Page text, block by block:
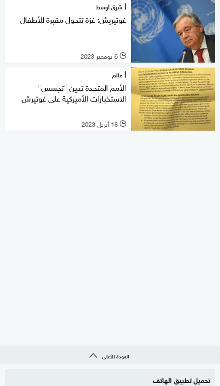
شرق أوسط
غوتيريش: غزة تتحول مقبرة للأطفال
l 6 نوفمبر 2023
عالم
الأمم المتحدة تدين "تجسس"
الاستخبارات الأميركية على غوتيرش
l 18 أبريل 2023
العودة للأعلى
تحميل تطبيق الهاتف